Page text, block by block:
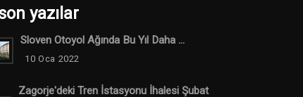
yazılar
Sloven Otoyol Ağında Bu Yıl Daha ...
10 Oca 2022
Zagorje'deki Tren İstasyonu İhalesi Şubat